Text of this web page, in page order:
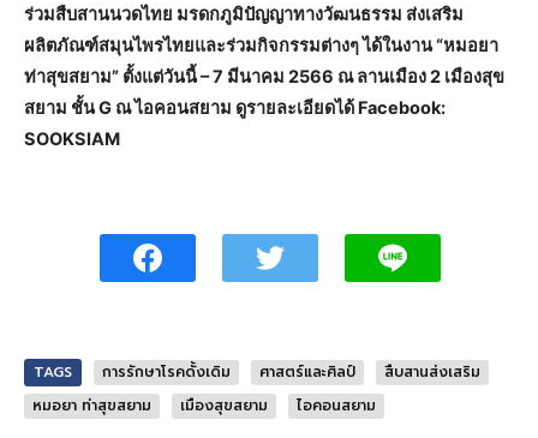
ร่วมสืบสานนวดไทย มรดกภูมิปัญญาทางวัฒนธรรม ส่งเสริม
ผลิตภัณฑ์สมุนไพรไทยและร่วมกิจกรรมต่างๆ ได้ในงาน “หมอยา
ท่าสุขสยาม” ตั้งแต่วันนี้ – 7 มีนาคม 2566 ณ ลานเมือง 2 เมืองสุข
สยาม ชั้น G ณ ไอคอนสยาม ดูรายละเอียดได้ Facebook:
SOOKSIAM
TAGS การรักษาโรคดั้งเดิม ศาสตร์และศิลป์
สืบสานส่งเสริม
หมอยา ท่าสุขสยาม
เมืองสุขสยาม ไอคอนสยาม